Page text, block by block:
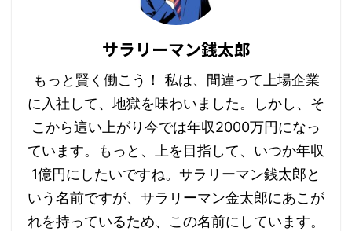
サラリーマン銭太郎
もっと賢く働こう！ 私は、間違って上場企業
に入社して、地獄を味わいました。しかし、そ
こから這い上がり今では年収2000万円になっ
ています。もっと、上を目指して、いつか年収
1億円にしたいですね。サラリーマン銭太郎と
いう名前ですが、サラリーマン金太郎にあこが
れを持っているため、この名前にしています。